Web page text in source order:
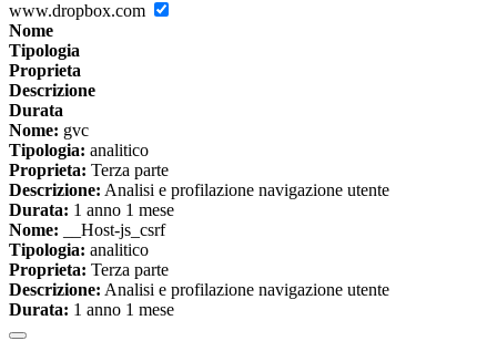
www.dropbox.com
Nome
Tipologia
Proprieta
Descrizione
Durata
Nome: gvc
Tipologia: analitico
Proprieta: Terza parte
Descrizione: Analisi e profilazione navigazione utente
Durata: 1 anno 1 mese
Nome: __Host-js_csrf
Tipologia: analitico
Proprieta: Terza parte
Descrizione: Analisi e profilazione navigazione utente
Durata: 1 anno 1 mese